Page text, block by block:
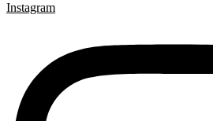
Instagram